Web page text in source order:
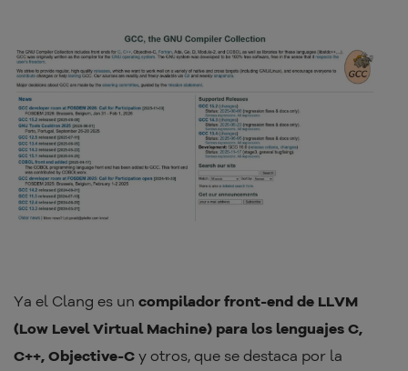
Ya el Clang es un compilador front-end de LLVM
(Low Level Virtual Machine) para los lenguajes C,
C++, Objective-C y otros, que se destaca por la